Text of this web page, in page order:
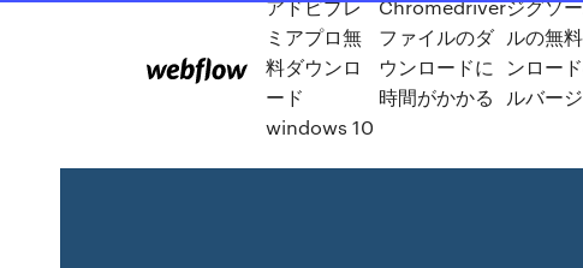
アドビプレ
ミアプロ無
料ダウンロ
ード
windows 10
Chromedriver
ファイルのダ
ウンロードに
時間がかかる
ジグソ
ルの無
ンロー
ルバー